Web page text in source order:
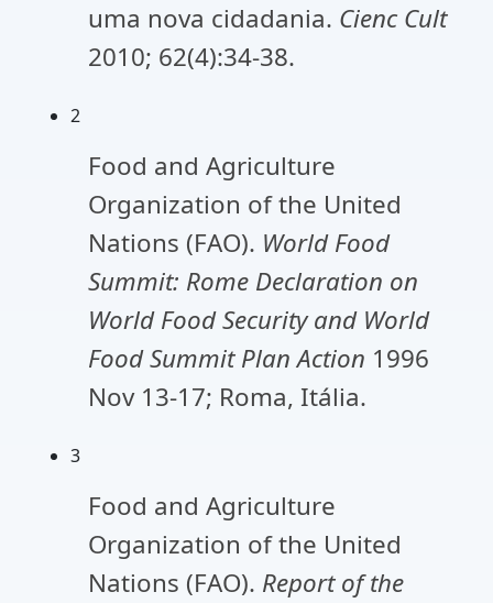
uma nova cidadania. Cienc Cult
2010; 62(4):34-38.
2
Food and Agriculture
Organization of the United
Nations (FAO). World Food
Summit: Rome Declaration on
World Food Security and World
Food Summit Plan Action 1996
Nov 13-17; Roma, Itália.
3
Food and Agriculture
Organization of the United
Nations (FAO). Report of the